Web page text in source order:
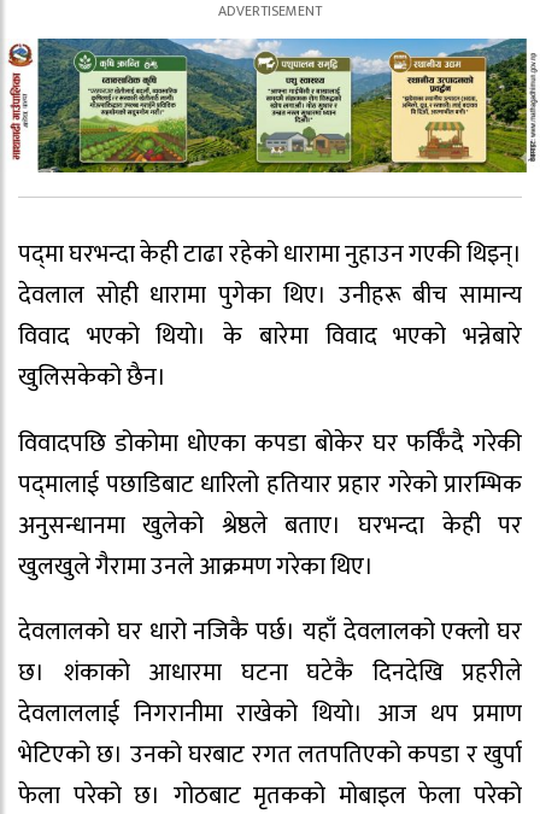
पद्‍मा घरभन्दा केही टाढा रहेको धारामा नुहाउन गएकी थिइन्।
देवलाल सोही धारामा पुगेका थिए। उनीहरू बीच सामान्य
विवाद भएको थियो। के बारेमा विवाद भएको भन्नेबारे
खुलिसकेको छैन।
विवादपछि डोकोमा धोएका कपडा बोकेर घर फर्किँदै गरेकी
पद्‍मालाई पछाडिबाट धारिलो हतियार प्रहार गरेको प्रारम्भिक
अनुसन्धानमा खुलेको श्रेष्ठले बताए। घरभन्दा केही पर
खुलखुले गैरामा उनले आक्रमण गरेका थिए।
देवलालको घर धारो नजिकै पर्छ। यहाँ देवलालको एक्लो घर
छ। शंकाको आधारमा घटना घटेकै दिनदेखि प्रहरीले
देवलाललाई निगरानीमा राखेको थियो। आज थप प्रमाण
भेटिएको छ। उनको घरबाट रगत लतपतिएको कपडा र खुर्पा
फेला परेको छ। गोठबाट मृतकको मोबाइल फेला परेको